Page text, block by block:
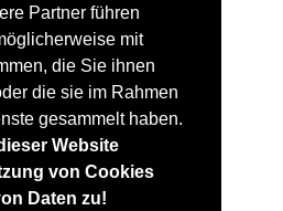
Partner führen
mit
die Sie ihnen
die sie im Rahmen
gesammelt haben.
Website
von Cookies
Daten zu!